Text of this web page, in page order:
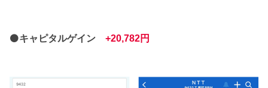
⚫キャピタルゲイン +20,782円